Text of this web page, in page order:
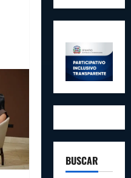
BUSCAR